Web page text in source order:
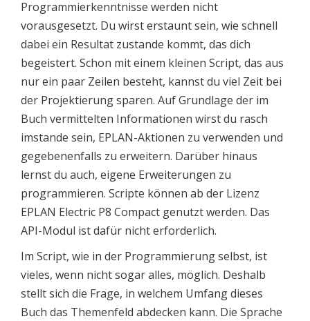
Programmierkenntnisse werden nicht
vorausgesetzt. Du wirst erstaunt sein, wie schnell
dabei ein Resultat zustande kommt, das dich
begeistert. Schon mit einem kleinen Script, das aus
nur ein paar Zeilen besteht, kannst du viel Zeit bei
der Projektierung sparen. Auf Grundlage der im
Buch vermittelten Informationen wirst du rasch
imstande sein, EPLAN-Aktionen zu verwenden und
gegebenenfalls zu erweitern. Darüber hinaus
lernst du auch, eigene Erweiterungen zu
programmieren. Scripte können ab der Lizenz
EPLAN Electric P8 Compact genutzt werden. Das
API-Modul ist dafür nicht erforderlich.
Im Script, wie in der Programmierung selbst, ist
vieles, wenn nicht sogar alles, möglich. Deshalb
stellt sich die Frage, in welchem Umfang dieses
Buch das Themenfeld abdecken kann. Die Sprache